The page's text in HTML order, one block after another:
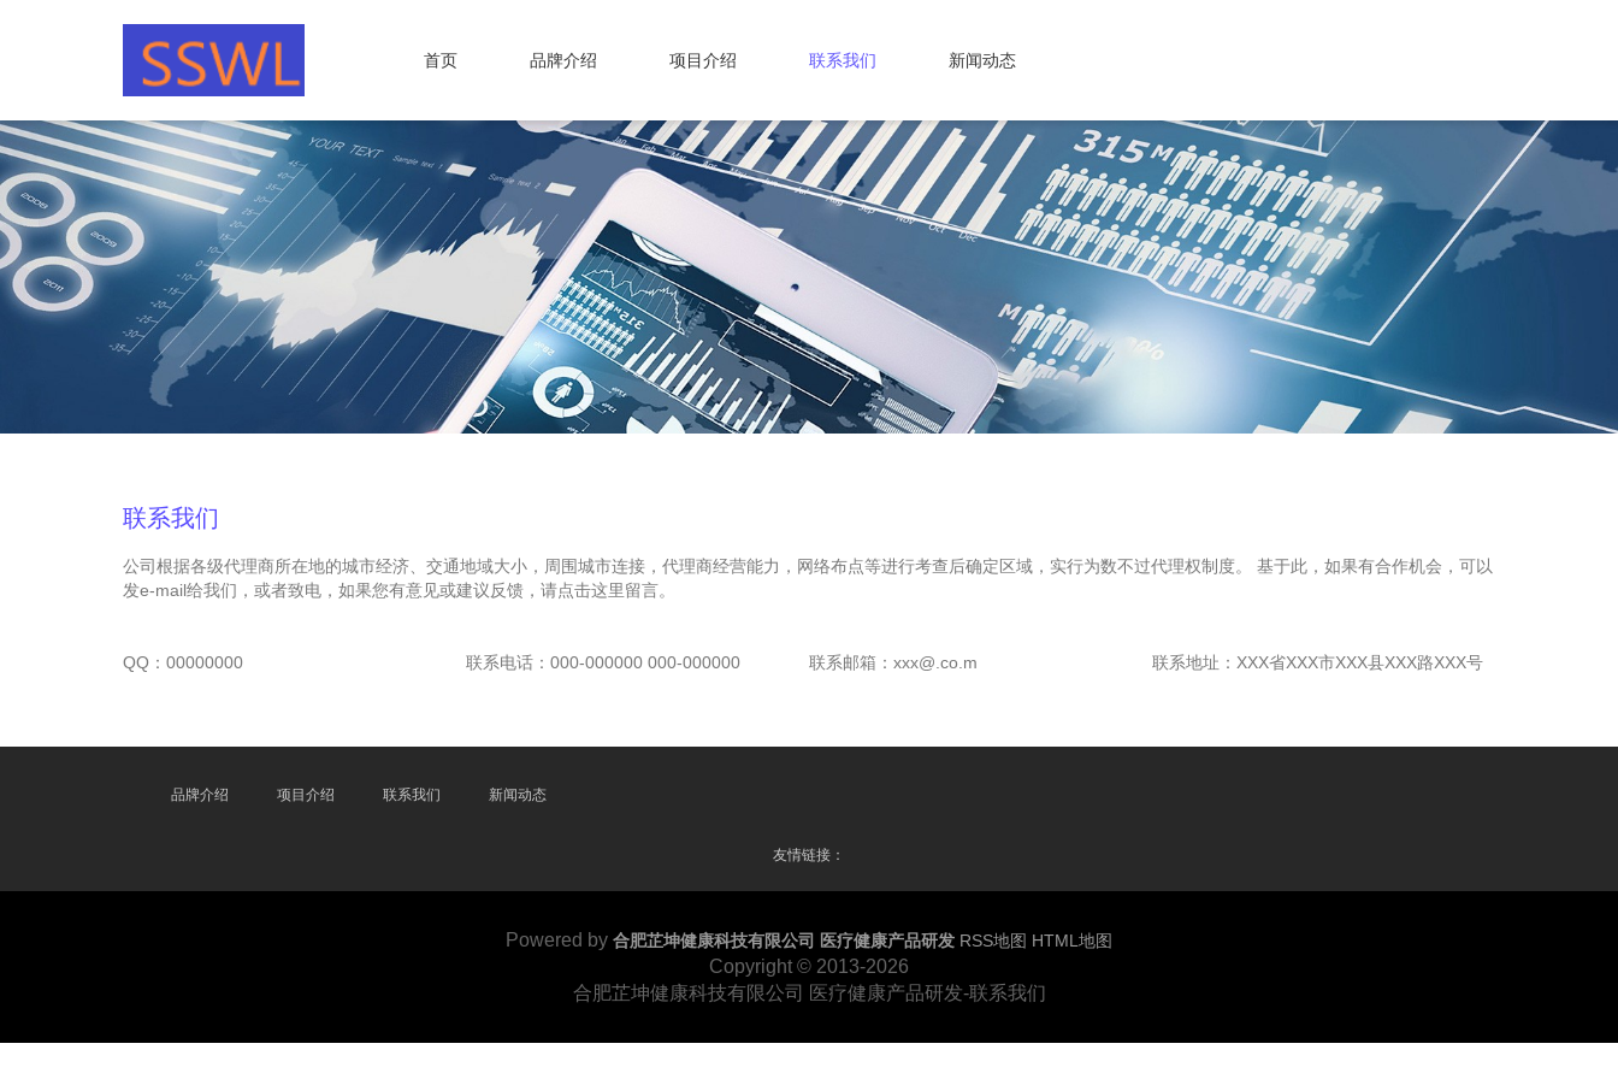
首页 品牌介绍 项目介绍 联系我们 新闻动态
联系我们
公司根据各级代理商所在地的城市经济、交通地域大小，周围城市连接，代理商经营能力，网络布点等进行考查后确定区域，实行为数不过代理权制度。 基于此，如果有合作机会，可以
发e-mail给我们，或者致电，如果您有意见或建议反馈，请点击这里留言。
QQ：00000000 联系电话：000-000000 000-000000 联系邮箱：xxx@.co.m 联系地址：XXX省XXX市XXX县XXX路XXX号
品牌介绍 项目介绍 联系我们 新闻动态
友情链接：
Powered by 合肥芷坤健康科技有限公司 医疗健康产品研发 RSS地图 HTML地图
Copyright © 2013-2026
合肥芷坤健康科技有限公司 医疗健康产品研发-联系我们